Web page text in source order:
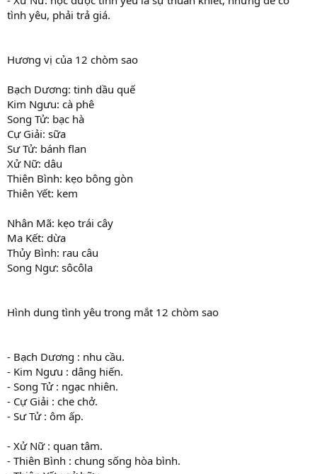
tình yêu, phải trả giá.
Hương vị của 12 chòm sao
Bạch Dương: tinh dầu quế
Kim Ngưu: cà phê
Song Tử: bạc hà
Cự Giải: sữa
Sư Tử: bánh flan
Xử Nữ: dâu
Thiên Bình: kẹo bông gòn
Thiên Yết: kem
Nhân Mã: kẹo trái cây
Ma Kết: dừa
Thủy Bình: rau câu
Song Ngư: sôcôla
Hình dung tình yêu trong mắt 12 chòm sao
- Bạch Dương : nhu cầu.
- Kim Ngưu : dâng hiến.
- Song Tử : ngạc nhiên.
- Cự Giải : che chở.
- Sư Tử : ôm ấp.
- Xử Nữ : quan tâm.
- Thiên Bình : chung sống hòa bình.